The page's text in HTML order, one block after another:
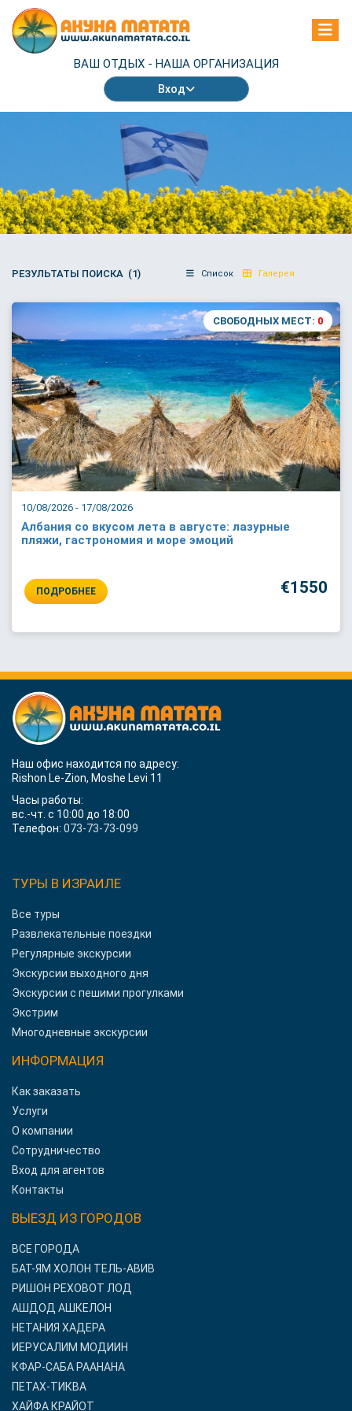
ВАШ ОТДЫХ - НАША ОРГАНИЗАЦИЯ
Вход
РЕЗУЛЬТАТЫ ПОИСКА (1) Список Галерея
10/08/2026 - 17/08/2026
СВОБОДНЫХ МЕСТ: 0
Албания со вкусом лета в августе: лазурные
пляжи, гастрономия и море эмоций
ПОДРОБНЕЕ €1550
Наш офис находится по адресу:
Rishon Le-Zion, Moshe Levi 11
Часы работы:
вс.-чт. с 10:00 до 18:00
Телефон: 073-73-73-099
ТУРЫ В ИЗРАИЛЕ
Все туры
Развлекательные поездки
Регулярные экскурсии
Экскурсии выходного дня
Экскурсии с пешими прогулками
Экстрим
Многодневные экскурсии
ИНФОРМАЦИЯ
Как заказать
Услуги
О компании
Сотрудничество
Вход для агентов
Контакты
ВЫЕЗД ИЗ ГОРОДОВ
ВСЕ ГОРОДА
БАТ-ЯМ ХОЛОН ТЕЛЬ-АВИВ
РИШОН РЕХОВОТ ЛОД
АШДОД АШКЕЛОН
НЕТАНИЯ ХАДЕРА
ИЕРУСАЛИМ МОДИИН
КФАР-САБА РААНАНА
ПЕТАХ-ТИКВА
ХАЙФА КРАЙОТ